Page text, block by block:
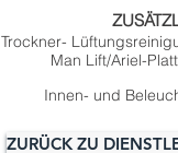
Trockner-
Man Lift/Ariel-
Innen- und
ZURÜCK ZU